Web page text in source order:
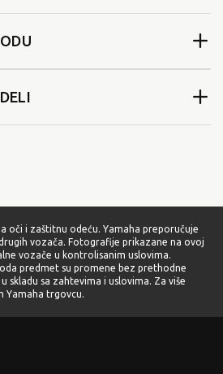
oči i zaštitnu odeću. Yamaha preporučuje
vozača. Fotografije prikazane na ovoj
vozače u kontrolisanim uslovima.
predmet su promene bez prethodne
skladu sa zahtevima i uslovima. Za više
Yamaha trgovcu.